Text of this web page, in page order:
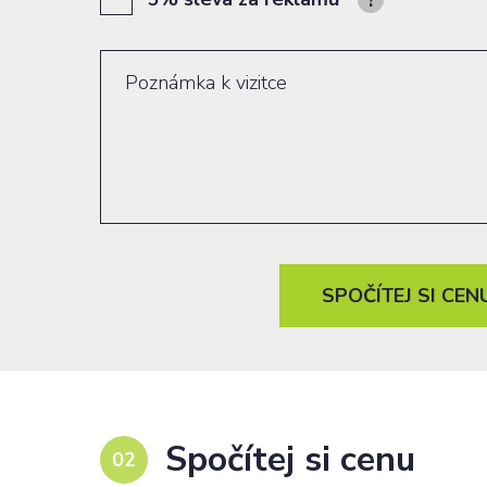
SPOČÍTEJ SI
Spočítej si cenu